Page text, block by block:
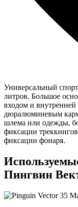
Универсальный
литров. Большое
входом и
дюралюминевым
шлема или одежды,
фиксации
фиксации фонаря.
Пингвин